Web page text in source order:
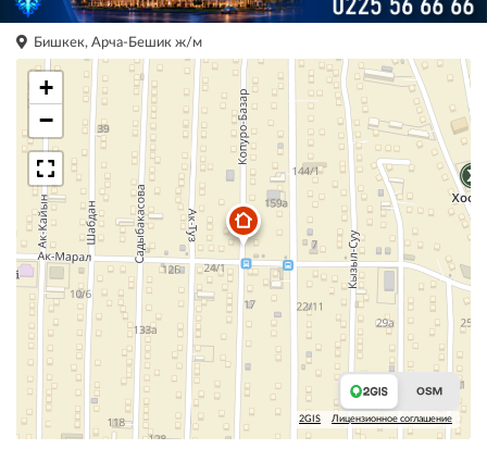
Бишкек, Арча-Бешик ж/м
+
−
2GIS Лицензионное соглашение